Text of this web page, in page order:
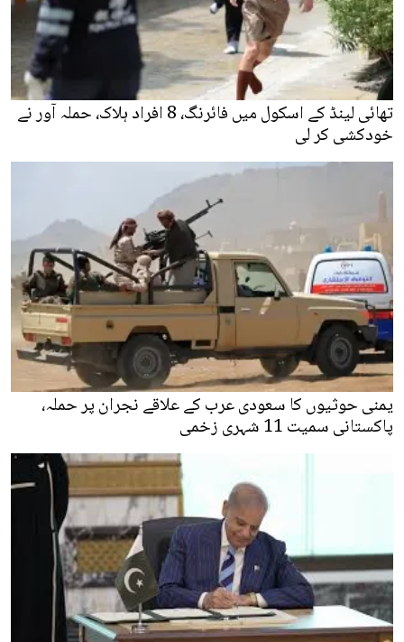
تھائی لینڈ کے اسکول میں فائرنگ، 8 افراد ہلاک، حملہ آور نے
خودکشی کر لی
یمنی حوثیوں کا سعودی عرب کے علاقے نجران پر حملہ،
پاکستانی سمیت 11 شہری زخمی